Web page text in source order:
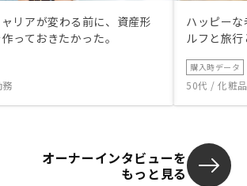
リアが変わる前に、資産形
っておきたかった。
ハッピー
ルフと旅
購入時データ
50代 / 化粧
オーナーインタビューを
もっと見る